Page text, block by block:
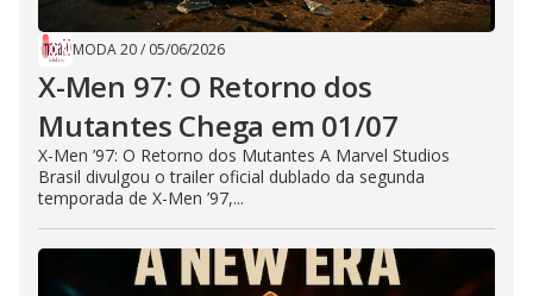
MODA 20/ 05/06/2026
X-Men 97: O Retorno dos
Mutantes Chega em 01/07
X-Men ’97: O Retorno dos Mutantes A Marvel Studios
Brasil divulgou o trailer oficial dublado da segunda
temporada de X-Men ’97,...